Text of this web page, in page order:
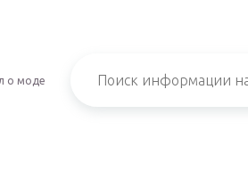
о моде